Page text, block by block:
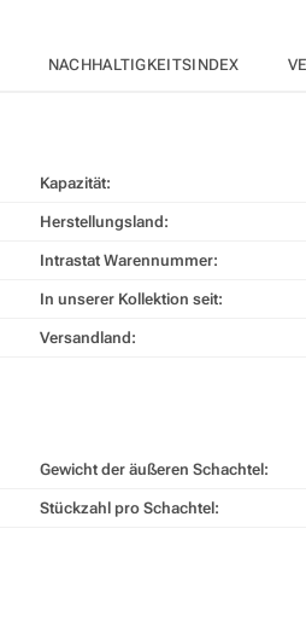
NACHHALTIGKEITSINDEX
Kapazität:
Herstellungsland:
Intrastat Warennummer:
In unserer Kollektion seit:
Versandland:
Gewicht der äußeren Schachtel:
Stückzahl pro Schachtel: